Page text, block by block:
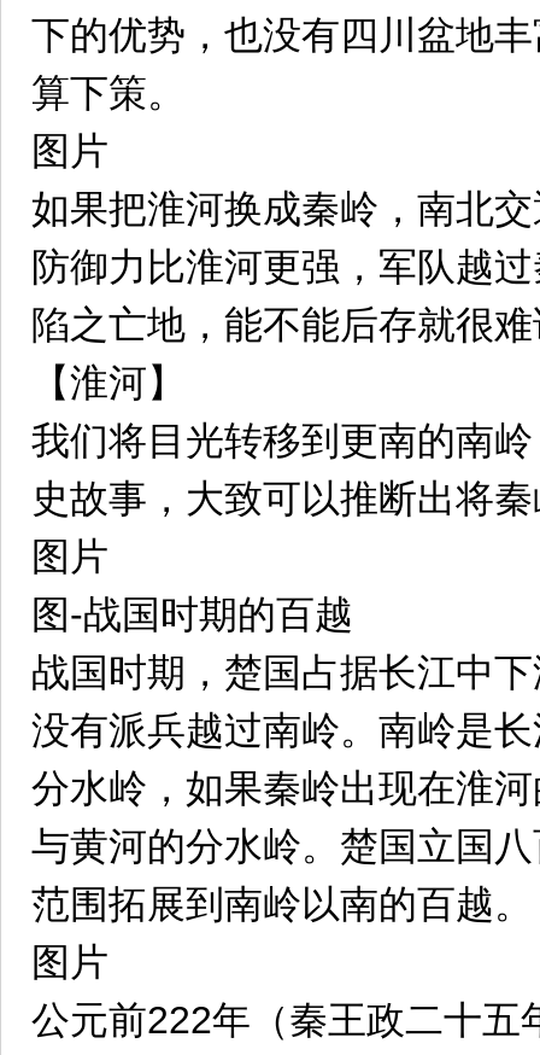
下的优势，也没有四川盆地
算下策。
图片
如果把淮河换成秦岭，南北
防御力比淮河更强，军队越
陷之亡地，能不能后存就很
【淮河】
我们将目光转移到更南的南
史故事，大致可以推断出将
图片
图-战国时期的百越
战国时期，楚国占据长江中
没有派兵越过南岭。南岭是
分水岭，如果秦岭出现在淮
与黄河的分水岭。楚国立国
范围拓展到南岭以南的百越。
图片
公元前222年（秦王政二十五